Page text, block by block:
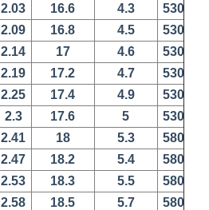
2.03 16.6 4.3 530
2.09 16.8 4.5 530
2.14 17 4.6 530
2.19 17.2 4.7 530
2.25 17.4 4.9 530
2.3 17.6 5 530
2.41 18 5.3 580
2.47 18.2 5.4 580
2.53 18.3 5.5 580
2.58 18.5 5.7 580